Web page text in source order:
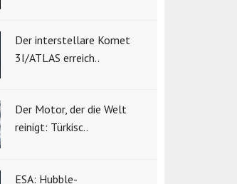
Der interstellare Komet
3I/ATLAS erreich..
Der Motor, der die Welt
reinigt: Türkisc..
ESA: Hubble-